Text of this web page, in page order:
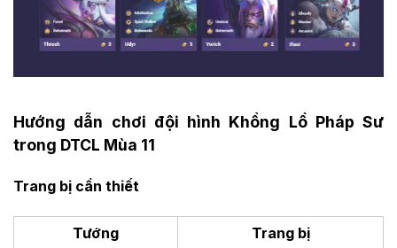
Hướng dẫn chơi đội hình Khổng Lồ Pháp Sư
trong DTCL Mùa 11
Trang bị cần thiết
Tướng Trang bị